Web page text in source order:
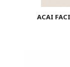
ACAI